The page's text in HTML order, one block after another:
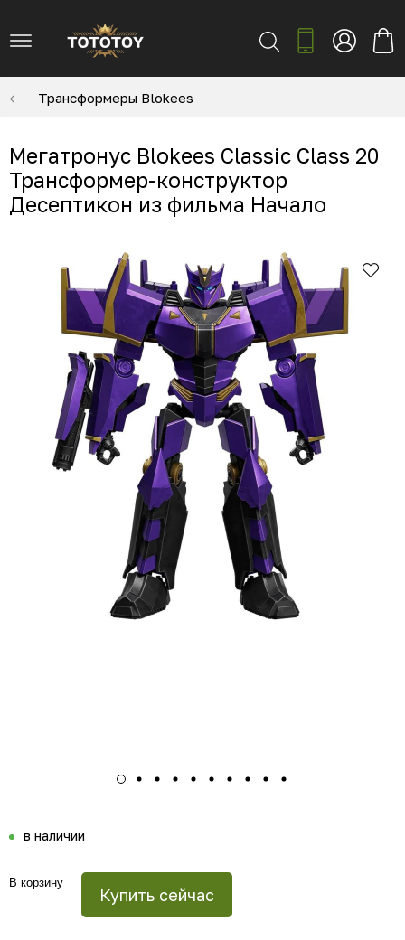
Трансформеры Blokees
Мегатронус Blokees Classic Class 20
Трансформер-конструктор
Десептикон из фильма Начало
в наличии
В корзину
Купить сейчас